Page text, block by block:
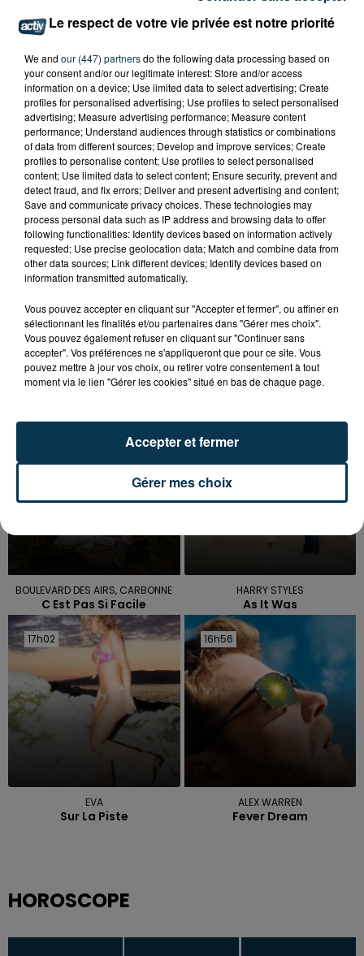
TITRES DIFFUSÉS
BOULEVARD DES AIRS, CARBONNE
C Est Pas Si Facile
HARRY STYLES
As It Was
17h02
17h02
EVA
Sur La Piste
16h56
16h56
ALEX WARREN
Fever Dream
HOROSCOPE
Le respect de votre vie privée est notre priorité
We and our (447) partnersdo the following data processing based on
your consent and/or our legitimate interest: Store and/or access
information on a device; Use limited data to select advertising; Create
profiles for personalised advertising; Use profiles to select personalised
advertising; Measure advertising performance; Measure content
performance; Understand audiences through statistics or combinations
of data from different sources; Develop and improve services; Create
profiles to personalise content; Use profiles to select personalised
content; Use limited data to select content; Ensure security, prevent and
detect fraud, and fix errors; Deliver and present advertising and content;
Save and communicate privacy choices. These technologies may
process personal data such as IP address and browsing data to offer
following functionalities: Identify devices based on information actively
requested; Use precise geolocation data; Match and combine data from
other data sources; Link different devices; Identify devices based on
information transmitted automatically.
Vous pouvez accepter en cliquant sur "Accepter et fermer", ou affiner en
sélectionnant les finalités et/ou partenaires dans "Gérer mes choix".
Vous pouvez également refuser en cliquant sur "Continuer sans
accepter". Vos préférences ne s'appliqueront que pour ce site. Vous
pouvez mettre à jour vos choix, ou retirer votre consentement à tout
moment via le lien "Gérer les cookies" situé en bas de chaque page.
Gérer mes choix
Accepter et fermer